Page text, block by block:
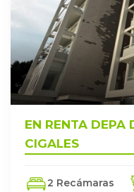
EN RENTA DEPA
CIGALES
2 Recámaras